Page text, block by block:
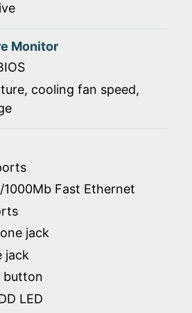
Monitor
cooling fan speed,
1000Mb Fast Ethernet
jack
jack
button
LED